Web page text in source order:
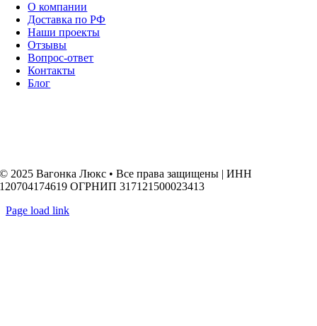
О компании
Доставка по РФ
Наши проекты
Отзывы
Вопрос-ответ
Контакты
Блог
© 2025 Вагонка Люкс • Все права защищены | ИНН
120704174619 ОГРНИП 317121500023413
Page load link